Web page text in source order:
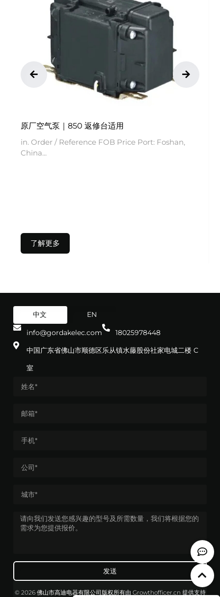
原厂空气泵｜850 返修台适用
in. Order / Reference FOB Price Port: Foshan,
China...
了解更多
中文 EN
info@gordakelec.com
18025978448
中国广东省佛山市顺德区乐从镇水藤股份社家电城二楼 C
室
发送
© 2026 佛山市高迪电器有限公司版权所有由 Growthofficer.cn 提供支持